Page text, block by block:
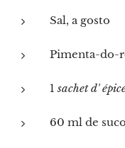
Sal, a gosto
Pimenta-do-
1sachet d'
60 ml de